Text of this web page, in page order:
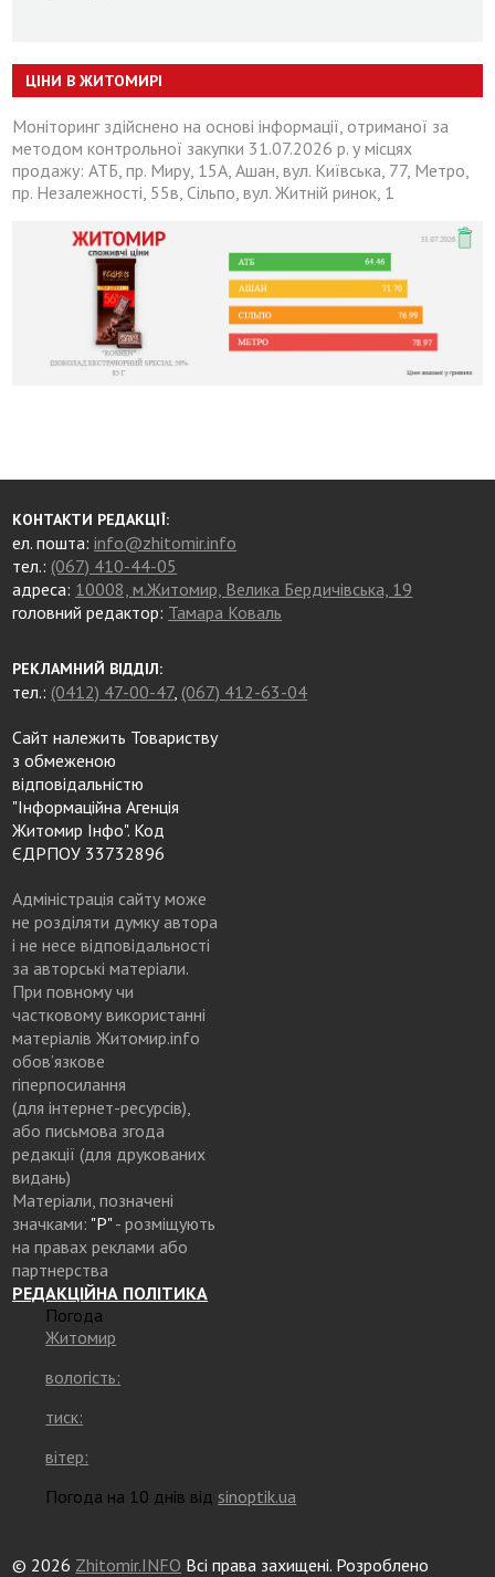
ЦІНИ В ЖИТОМИРІ
Моніторинг здійснено на основі інформації, отриманої за
методом контрольної закупки 31.07.2026 р. у місцях
продажу: АТБ, пр. Миру, 15А, Ашан, вул. Київська, 77, Метро,
пр. Незалежності, 55в, Сільпо, вул. Житній ринок, 1
КОНТАКТИ РЕДАКЦІЇ:
ел. пошта:info@zhitomir.info
тел.: (067) 410-44-05
адреса: 10008, м.Житомир, Велика Бердичівська, 19
головний редактор: Тамара Коваль
РЕКЛАМНИЙ ВІДДІЛ:
тел.: (0412) 47-00-47, (067) 412-63-04
Сайт належить Товариству
з обмеженою
відповідальністю
"Інформаційна Агенція
Житомир Інфо". Код
ЄДРПОУ 33732896
Адміністрація сайту може
не розділяти думку автора
і не несе відповідальності
за авторські матеріали.
При повному чи
частковому використанні
матеріалів Житомир.info
обов’язкове
гіперпосилання
(для інтернет-ресурсів),
або письмова згода
редакції (для друкованих
видань)
Матеріали, позначені
значками: "Р"- розміщують
на правах реклами або
партнерства
РЕДАКЦІЙНА ПОЛІТИКА
Погода
Житомир
вологість:
тиск:
вітер:
Погода на 10 днів від sinoptik.ua
© 2026 Zhitomir.INFO Всі права захищені. Розроблено